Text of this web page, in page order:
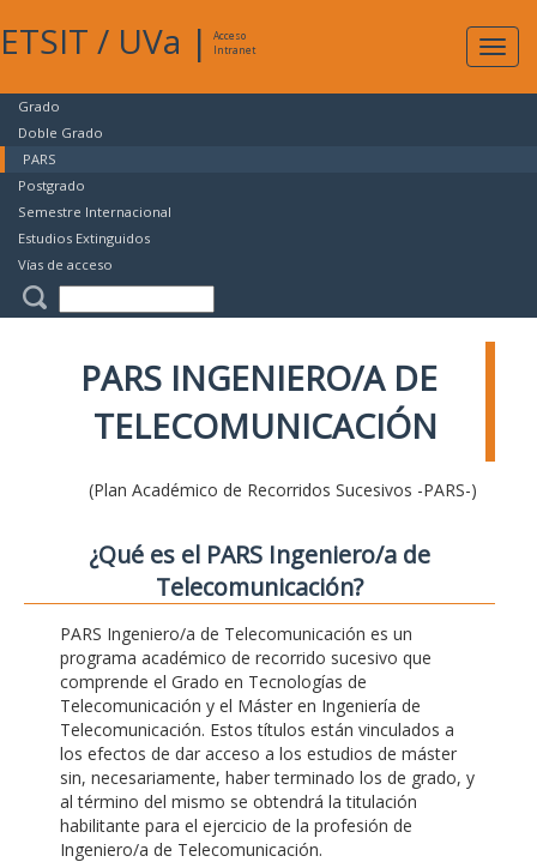
ETSIT / UVa |
Acceso
Intranet
Grado
Doble Grado
PARS
Postgrado
Semestre Internacional
Estudios Extinguidos
Vías de acceso
PARS INGENIERO/A DE
TELECOMUNICACIÓN
(Plan Académico de Recorridos Sucesivos -PARS-)
¿Qué es el PARS Ingeniero/a de
Telecomunicación?
PARS Ingeniero/a de Telecomunicación es un
programa académico de recorrido sucesivo que
comprende el Grado en Tecnologías de
Telecomunicación y el Máster en Ingeniería de
Telecomunicación. Estos títulos están vinculados a
los efectos de dar acceso a los estudios de máster
sin, necesariamente, haber terminado los de grado, y
al término del mismo se obtendrá la titulación
habilitante para el ejercicio de la profesión de
Ingeniero/a de Telecomunicación.